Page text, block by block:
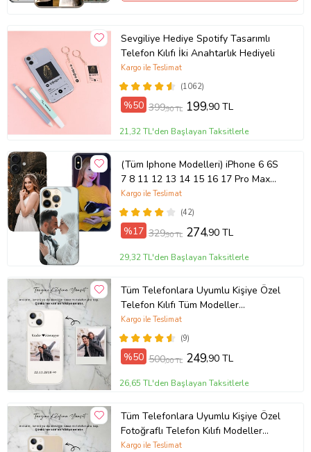
Sevgiliye Hediye Spotify Tasarımlı
Telefon Kılıfı İki Anahtarlık Hediyeli
(1062)
Kargo ile Teslimat
%50 399,90 TL 199,90 TL
21,32 TL'den Başlayan Taksitlerle
(Tüm Iphone Modelleri) iPhone 6 6S
7 8 11 12 13 14 15 16 17 Pro Max
Plus Mini Kişiye Özel Resimli
Fotoğraflı Kılıf(42)
Kargo ile Teslimat
%17 329,90 TL 274,90 TL
29,32 TL'den Başlayan Taksitlerle
Tüm Telefonlara Uyumlu Kişiye Özel
Telefon Kılıfı Tüm Modeller
Açıklamada
(9)
Kargo ile Teslimat
%50 500,00 TL 249,90 TL
26,65 TL'den Başlayan Taksitlerle
Tüm Telefonlara Uyumlu Kişiye Özel
Fotoğraflı Telefon Kılıfı Modeller
Açıklamada
Kargo ile Teslimat